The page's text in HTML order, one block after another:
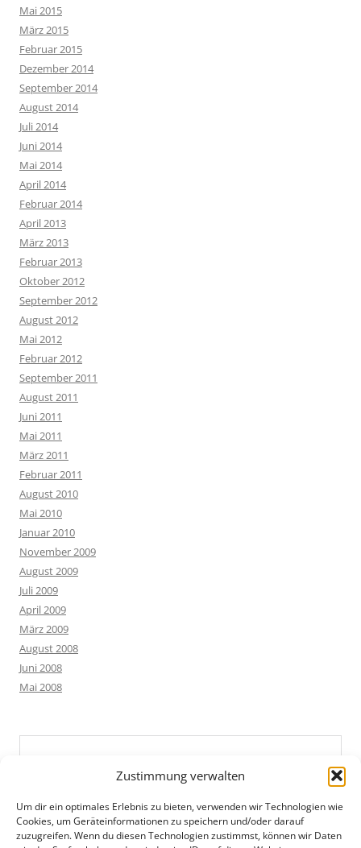
Zustimmung verwalten
Um dir ein optimales Erlebnis zu bieten, verwenden wir Technologien wie
Cookies, um Geräteinformationen zu speichern und/oder darauf
zuzugreifen. Wenn du diesen Technologien zustimmst, können wir Daten
Mai 2015
März 2015
Februar 2015
Dezember 2014
September 2014
August 2014
Juli 2014
Juni 2014
Mai 2014
April 2014
Februar 2014
April 2013
März 2013
Februar 2013
Oktober 2012
September 2012
August 2012
Mai 2012
Februar 2012
September 2011
August 2011
Juni 2011
Mai 2011
März 2011
Februar 2011
August 2010
Mai 2010
Januar 2010
November 2009
August 2009
Juli 2009
April 2009
März 2009
August 2008
Juni 2008
Mai 2008